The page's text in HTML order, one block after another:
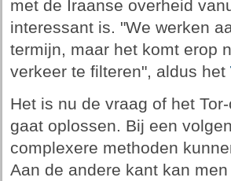
met de Iraanse overheid
interessant is. "We werken
termijn, maar het komt erop
verkeer te filteren", aldus het
Het is nu de vraag of het
gaat oplossen. Bij een
complexere methoden
Aan de andere kant kan